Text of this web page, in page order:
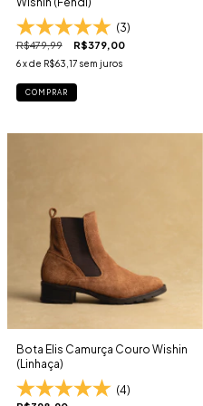
(3)
R$479,99 R$379,00
6 x de R$63,17 sem juros
COMPRAR
Bota Elis Camurça Couro Wishin
(Linhaça)
(4)